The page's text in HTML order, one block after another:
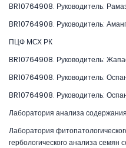
BR10764908. Руководитель:
BR10764908. Руководитель:
ПЦФ МСХ РК
BR10764908. Руководитель:
BR10764908. Руководитель:
BR10764908. Руководитель:
Лаборатория анализа
Лаборатория
гербологического анализа семян